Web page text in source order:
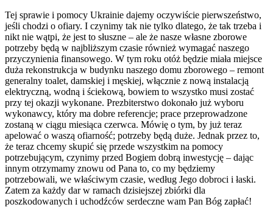
Tej sprawie i pomocy Ukrainie dajemy oczywiście pierwszeństwo,
jeśli chodzi o ofiary. I czynimy tak nie tylko dlatego, że tak trzeba i
nikt nie wątpi, że jest to słuszne – ale że nasze własne zborowe
potrzeby będą w najbliższym czasie również wymagać naszego
przyczynienia finansowego. W tym roku otóż będzie miała miejsce
duża rekonstrukcja w budynku naszego domu zborowego – remont
generalny toalet, damskiej i męskiej, włącznie z nową instalacją
elektryczną, wodną i ściekową, bowiem to wszystko musi zostać
przy tej okazji wykonane. Prezbiterstwo dokonało już wyboru
wykonawcy, który ma dobre referencje; prace przeprowadzone
zostaną w ciągu miesiąca czerwca. Mówię o tym, by już teraz
apelować o waszą ofiarność; potrzeby będą duże. Jednak przez to,
że teraz chcemy skupić się przede wszystkim na pomocy
potrzebującym, czynimy przed Bogiem dobrą inwestycję – dając
innym otrzymamy znowu od Pana to, co my będziemy
potrzebowali, we właściwym czasie, według Jego dobroci i łaski.
Zatem za każdy dar w ramach dzisiejszej zbiórki dla
poszkodowanych i uchodźców serdeczne wam Pan Bóg zapłać!